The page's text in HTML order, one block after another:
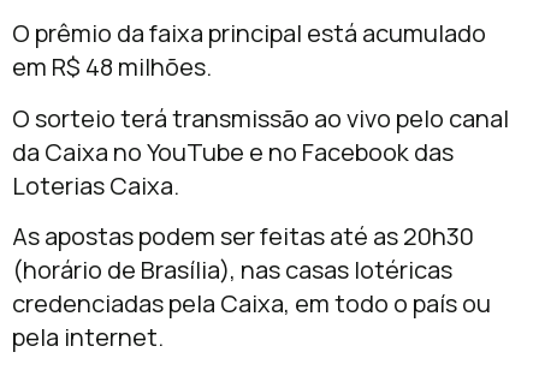
O prêmio da faixa principal está acumulado
em R$ 48 milhões.
O sorteio terá transmissão ao vivo pelo canal
da Caixa no YouTube e no Facebook das
Loterias Caixa.
As apostas podem ser feitas até as 20h30
(horário de Brasília), nas casas lotéricas
credenciadas pela Caixa, em todo o país ou
pela internet.